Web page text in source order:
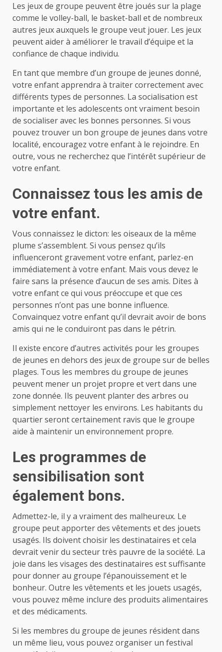
Les jeux de groupe peuvent être joués sur la plage
comme le volley-ball, le basket-ball et de nombreux
autres jeux auxquels le groupe veut jouer. Les jeux
peuvent aider à améliorer le travail d’équipe et la
confiance de chaque individu.
En tant que membre d’un groupe de jeunes donné,
votre enfant apprendra à traiter correctement avec
différents types de personnes. La socialisation est
importante et les adolescents ont vraiment besoin
de socialiser avec les bonnes personnes. Si vous
pouvez trouver un bon groupe de jeunes dans votre
localité, encouragez votre enfant à le rejoindre. En
outre, vous ne recherchez que l’intérêt supérieur de
votre enfant.
Connaissez tous les amis de
votre enfant.
Vous connaissez le dicton: les oiseaux de la même
plume s’assemblent. Si vous pensez qu’ils
influenceront gravement votre enfant, parlez-en
immédiatement à votre enfant. Mais vous devez le
faire sans la présence d’aucun de ses amis. Dites à
votre enfant ce qui vous préoccupe et que ces
personnes n’ont pas une bonne influence.
Convainquez votre enfant qu’il devrait avoir de bons
amis qui ne le conduiront pas dans le pétrin.
Il existe encore d’autres activités pour les groupes
de jeunes en dehors des jeux de groupe sur de belles
plages. Tous les membres du groupe de jeunes
peuvent mener un projet propre et vert dans une
zone donnée. Ils peuvent planter des arbres ou
simplement nettoyer les environs. Les habitants du
quartier seront certainement ravis que le groupe
aide à maintenir un environnement propre.
Les programmes de
sensibilisation sont
également bons.
Admettez-le, il y a vraiment des malheureux. Le
groupe peut apporter des vêtements et des jouets
usagés. Ils doivent choisir les destinataires et cela
devrait venir du secteur très pauvre de la société. La
joie dans les visages des destinataires est suffisante
pour donner au groupe l’épanouissement et le
bonheur. Outre les vêtements et les jouets usagés,
vous pouvez même inclure des produits alimentaires
et des médicaments.
Si les membres du groupe de jeunes résident dans
un même lieu, vous pouvez organiser un festival